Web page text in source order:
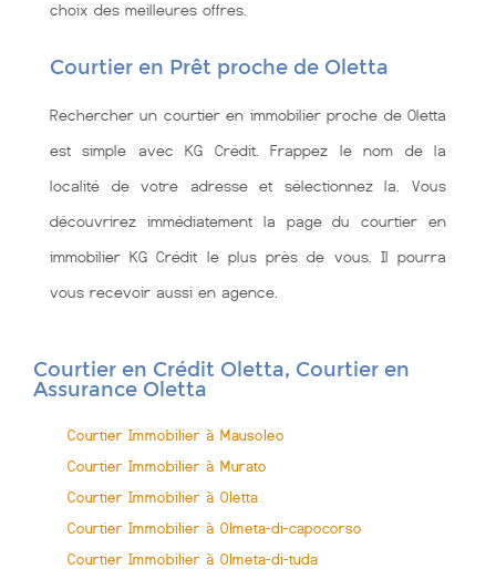
choix des meilleures offres.
Courtier en Prêt proche de Oletta
Rechercher un courtier en immobilier proche de Oletta
est simple avec KG Crédit. Frappez le nom de la
localité de votre adresse et sélectionnez la. Vous
découvrirez immédiatement la page du courtier en
immobilier KG Crédit le plus près de vous. Il pourra
vous recevoir aussi en agence.
Courtier en Crédit Oletta, Courtier en
Assurance Oletta
Courtier Immobilier à Mausoleo
Courtier Immobilier à Murato
Courtier Immobilier à Oletta
Courtier Immobilier à Olmeta-di-capocorso
Courtier Immobilier à Olmeta-di-tuda